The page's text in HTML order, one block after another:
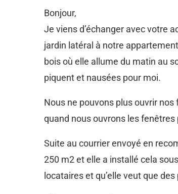
Bonjour,
Je viens d’échanger avec votre
jardin latéral à notre
bois où elle allume du matin au
piquent et nausées pour moi.
Nous ne pouvons plus ouvrir
quand nous ouvrons les
Suite au courrier envoyé en
250 m2 et elle a installé cela
locataires et qu’elle veut que